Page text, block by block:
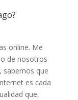
online. Me
de nosotros
sabemos que
es cada
que,